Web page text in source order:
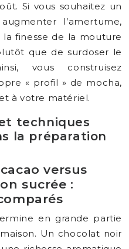
Si vous souhaitez un
l’amertume,
finesse de la mouture
que de surdoser le
vous construisez
« profil » de mocha,
à votre matériel.
techniques
la préparation
versus
sucrée :
en grande partie
Un chocolat noir